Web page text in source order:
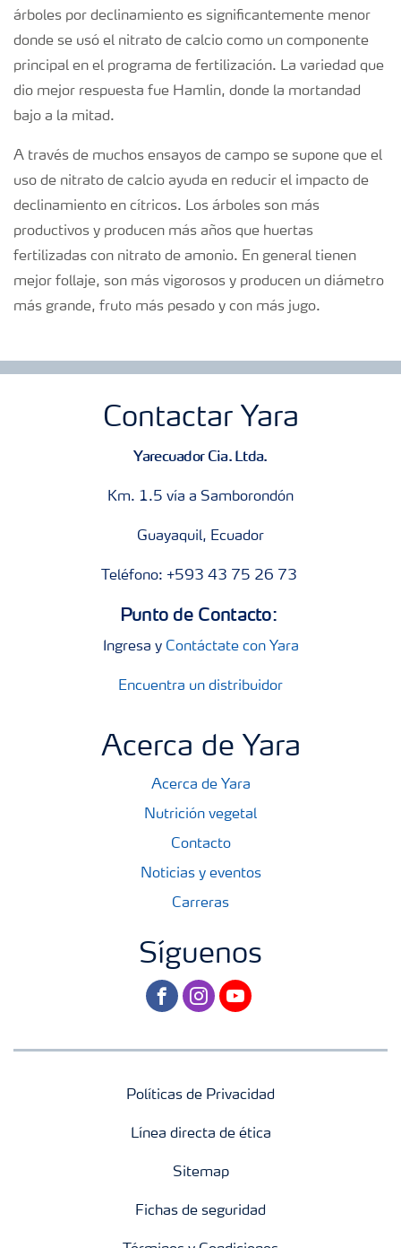
árboles por declinamiento es significantemente menor
donde se usó el nitrato de calcio como un componente
principal en el programa de fertilización. La variedad que
dio mejor respuesta fue Hamlin, donde la mortandad
bajo a la mitad.
A través de muchos ensayos de campo se supone que el
uso de nitrato de calcio ayuda en reducir el impacto de
declinamiento en cítricos. Los árboles son más
productivos y producen más años que huertas
fertilizadas con nitrato de amonio. En general tienen
mejor follaje, son más vigorosos y producen un diámetro
más grande, fruto más pesado y con más jugo.
Contactar Yara
Yarecuador Cia. Ltda.
Km. 1.5 vía a Samborondón
Guayaquil, Ecuador
Teléfono: +593 43 75 26 73
Punto de Contacto:
Ingresa y Contáctate con Yara
Encuentra un distribuidor
Acerca de Yara
Acerca de Yara
Nutrición vegetal
Contacto
Noticias y eventos
Carreras
Síguenos
facebookinstagram
youtube
Políticas de Privacidad
Línea directa de ética
Sitemap
Fichas de seguridad